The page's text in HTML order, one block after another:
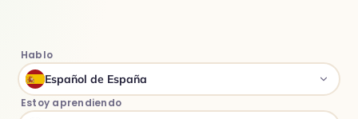
Hablo
Español de España
Estoy aprendiendo